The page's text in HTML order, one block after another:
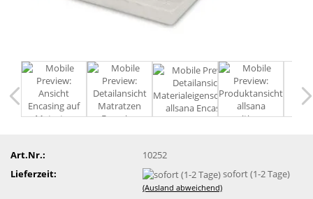
Art.Nr.:
10252
Lieferzeit:
sofort (1-2 Tage)
(Ausland abweichend)